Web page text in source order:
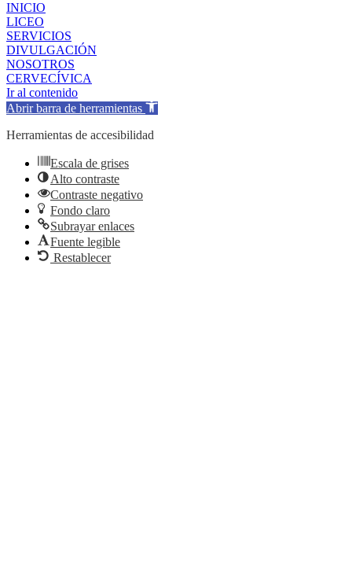
INICIO
LICEO
SERVICIOS
DIVULGACIÓN
NOSOTROS
CERVECÍVICA
Ir al contenido
Abrir barra de herramientas
Herramientas de accesibilidad
Escala de grises
Alto contraste
Contraste negativo
Fondo claro
Subrayar enlaces
Fuente legible
Restablecer